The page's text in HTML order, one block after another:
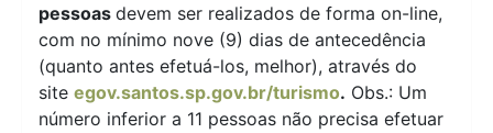
pessoas devem ser realizados de forma on-line,
com no mínimo nove (9) dias de antecedência
(quanto antes efetuá-los, melhor), através do
site egov.santos.sp.gov.br/turismo. Obs.: Um
número inferior a 11 pessoas não precisa efetuar